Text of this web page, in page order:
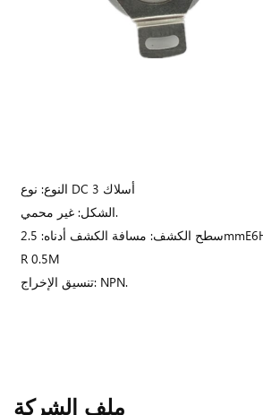
النوع: نوع DC 3 أسلاك
الشكل: غير محمي.
سطح الكشف: مسافة الكشف أدناه: 2.5mmE6HZ-CWZ6C 1024P /
R 0.5M
تنسيق الإخراج: NPN.
ملف الشركة